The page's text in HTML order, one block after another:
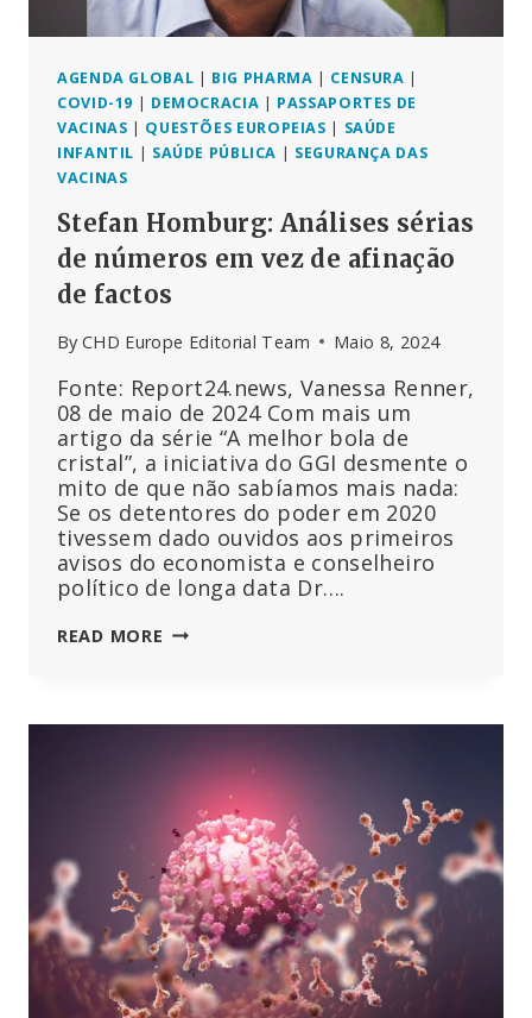
AGÊNCIAS
SAÚDE
PÚBLICA
NÃO
ESTÃO
AGENDA GLOBAL | BIG PHARMA | CENSURA |
COVID-19 | DEMOCRACIA | PASSAPORTES DE
VACINAS | QUESTÕES EUROPEIAS | SAÚDE
INFANTIL | SAÚDE PÚBLICA | SEGURANÇA DAS
VACINAS
Stefan Homburg: Análises sérias
de números em vez de afinação
de factos
By CHD Europe Editorial Team Maio 8, 2024
Fonte: Report24.news, Vanessa Renner,
08 de maio de 2024 Com mais um
artigo da série “A melhor bola de
cristal”, a iniciativa do GGI desmente o
mito de que não sabíamos mais nada:
Se os detentores do poder em 2020
tivessem dado ouvidos aos primeiros
avisos do economista e conselheiro
político de longa data Dr….
READ MORE STEFAN
NÚMEROS
DE
AFINAÇÃO
DE
FACTOS